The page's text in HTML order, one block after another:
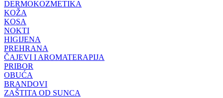
DERMOKOZMETIKA
KOŽA
KOSA
NOKTI
HIGIJENA
PREHRANA
ČAJEVI I AROMATERAPIJA
PRIBOR
OBUĆA
BRANDOVI
ZAŠTITA OD SUNCA